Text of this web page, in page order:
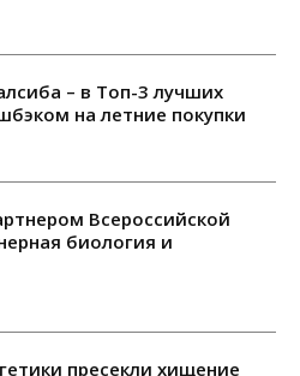
– в Топ-3 лучших
на летние покупки
Всероссийской
биология и
пресекли хищение